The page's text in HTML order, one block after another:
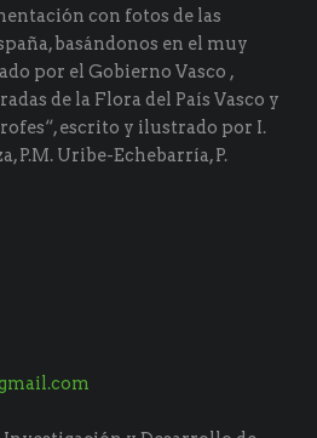
con fotos de las
basándonos en el muy
por el Gobierno Vasco ,
de la Flora del País Vasco y
escrito y ilustrado por I.
P.M. Uribe-Echebarría, P.